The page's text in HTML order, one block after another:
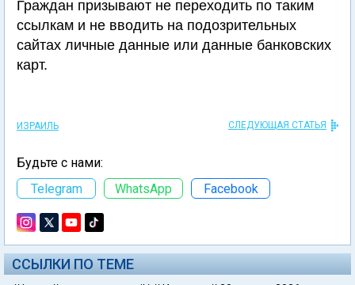
Граждан призывают не переходить по таким
ссылкам и не вводить на подозрительных
сайтах личные данные или данные банковских
карт.
ИЗРАИЛЬ СЛЕДУЮЩАЯ СТАТЬЯ
Будьте с нами:
Telegram
WhatsApp Facebook
ССЫЛКИ ПО ТЕМЕ